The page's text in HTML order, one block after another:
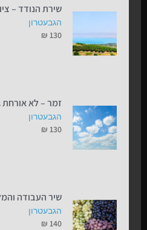
שירת הנודד –
הגבעטרון
₪ 130
זמר – לא אורחת
הגבעטרון
₪ 130
שיר העבודה
הגבעטרון
₪ 140